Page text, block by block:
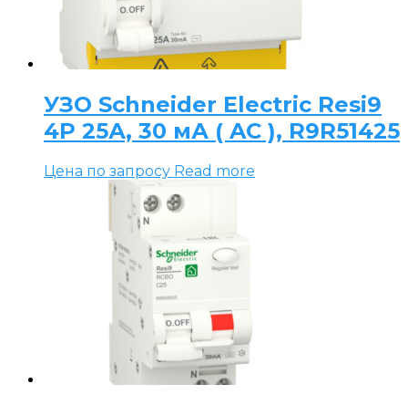
Частотные преобразователи
Низковольтное оборудование
УЗО Schneider Electric Resi9
4P 25А, 30 мА ( AC ), R9R51425
Цена по запросу Read more